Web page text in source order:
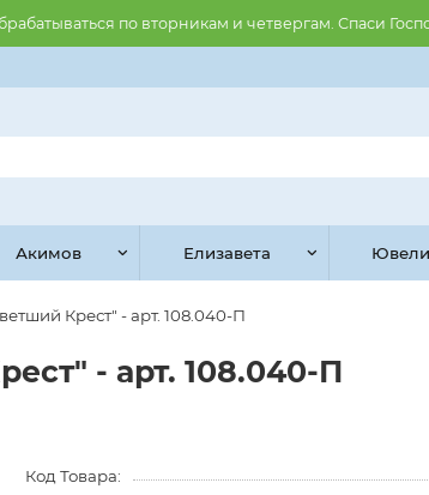
по вторникам и четвергам. Спаси
Акимов Елизавета
Крест" - арт. 108.040-П
- арт. 108.040-П
Код Товара: